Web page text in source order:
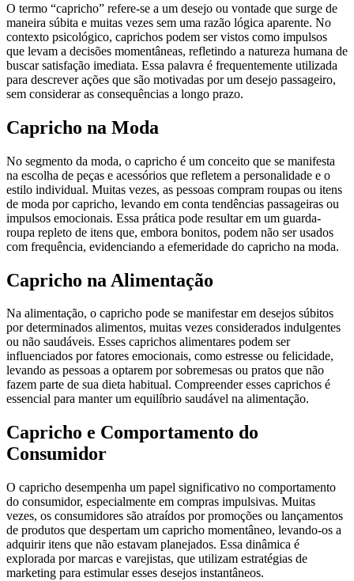
O termo “capricho” refere-se a um desejo ou vontade que surge de
maneira súbita e muitas vezes sem uma razão lógica aparente. No
contexto psicológico, caprichos podem ser vistos como impulsos
que levam a decisões momentâneas, refletindo a natureza humana de
buscar satisfação imediata. Essa palavra é frequentemente utilizada
para descrever ações que são motivadas por um desejo passageiro,
sem considerar as consequências a longo prazo.
Capricho na Moda
No segmento da moda, o capricho é um conceito que se manifesta
na escolha de peças e acessórios que refletem a personalidade e o
estilo individual. Muitas vezes, as pessoas compram roupas ou itens
de moda por capricho, levando em conta tendências passageiras ou
impulsos emocionais. Essa prática pode resultar em um guarda-
roupa repleto de itens que, embora bonitos, podem não ser usados
com frequência, evidenciando a efemeridade do capricho na moda.
Capricho na Alimentação
Na alimentação, o capricho pode se manifestar em desejos súbitos
por determinados alimentos, muitas vezes considerados indulgentes
ou não saudáveis. Esses caprichos alimentares podem ser
influenciados por fatores emocionais, como estresse ou felicidade,
levando as pessoas a optarem por sobremesas ou pratos que não
fazem parte de sua dieta habitual. Compreender esses caprichos é
essencial para manter um equilíbrio saudável na alimentação.
Capricho e Comportamento do
Consumidor
O capricho desempenha um papel significativo no comportamento
do consumidor, especialmente em compras impulsivas. Muitas
vezes, os consumidores são atraídos por promoções ou lançamentos
de produtos que despertam um capricho momentâneo, levando-os a
adquirir itens que não estavam planejados. Essa dinâmica é
explorada por marcas e varejistas, que utilizam estratégias de
marketing para estimular esses desejos instantâneos.